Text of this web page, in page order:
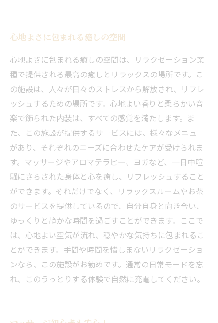
心地よさに包まれる癒しの空間
心地よさに包まれる癒しの空間は、リラクゼーション業
種で提供される最高の癒しとリラックスの場所です。こ
の施設は、人々が日々のストレスから解放され、リフレ
ッシュするための場所です。心地よい香りと柔らかい音
楽で飾られた内装は、すべての感覚を満たします。ま
た、この施設が提供するサービスには、様々なメニュー
があり、それぞれのニーズに合わせたケアが受けられま
す。マッサージやアロマテラピー、ヨガなど、一日中喧
騒にさらされた身体と心を癒し、リフレッシュすること
ができます。それだけでなく、リラックスルームやお茶
のサービスを提供しているので、自分自身と向き合い、
ゆっくりと静かな時間を過ごすことができます。ここで
は、心地よい空気が流れ、穏やかな気持ちに包まれるこ
とができます。手間や時間を惜しまないリラクゼーショ
ンなら、この施設がお勧めです。通常の日常モードを忘
れ、このうっとりする体験で自然に充電してください。